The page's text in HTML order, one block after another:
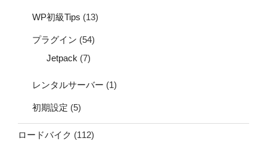
WP初級Tips (13)
プラグイン (54)
Jetpack (7)
レンタルサーバー (1)
初期設定 (5)
ロードバイク (112)